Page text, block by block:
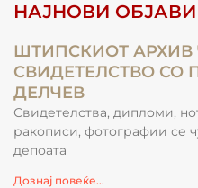
НАЈНОВИ ОБЈАВИ
ШТИПСКИОТ
СВИДЕТЕЛСТВО СО
ДЕЛЧЕВ
Свидетелства, дипломи,
ракописи, фотографии се
депоата
Дознај повеќе...